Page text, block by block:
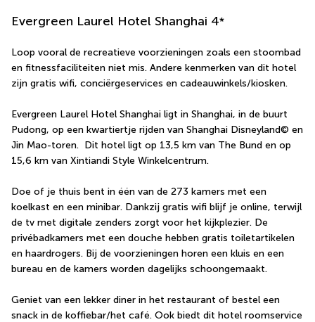
Evergreen Laurel Hotel Shanghai 4*
Loop vooral de recreatieve voorzieningen zoals een stoombad
en fitnessfaciliteiten niet mis. Andere kenmerken van dit hotel
zijn gratis wifi, conciërgeservices en cadeauwinkels/kiosken.
Evergreen Laurel Hotel Shanghai ligt in Shanghai, in de buurt
Pudong, op een kwartiertje rijden van Shanghai Disneyland© en
Jin Mao-toren.  Dit hotel ligt op 13,5 km van The Bund en op
15,6 km van Xintiandi Style Winkelcentrum.
Doe of je thuis bent in één van de 273 kamers met een
koelkast en een minibar. Dankzij gratis wifi blijf je online, terwijl
de tv met digitale zenders zorgt voor het kijkplezier. De
privébadkamers met een douche hebben gratis toiletartikelen
en haardrogers. Bij de voorzieningen horen een kluis en een
bureau en de kamers worden dagelijks schoongemaakt.
Geniet van een lekker diner in het restaurant of bestel een
snack in de koffiebar/het café. Ook biedt dit hotel roomservice